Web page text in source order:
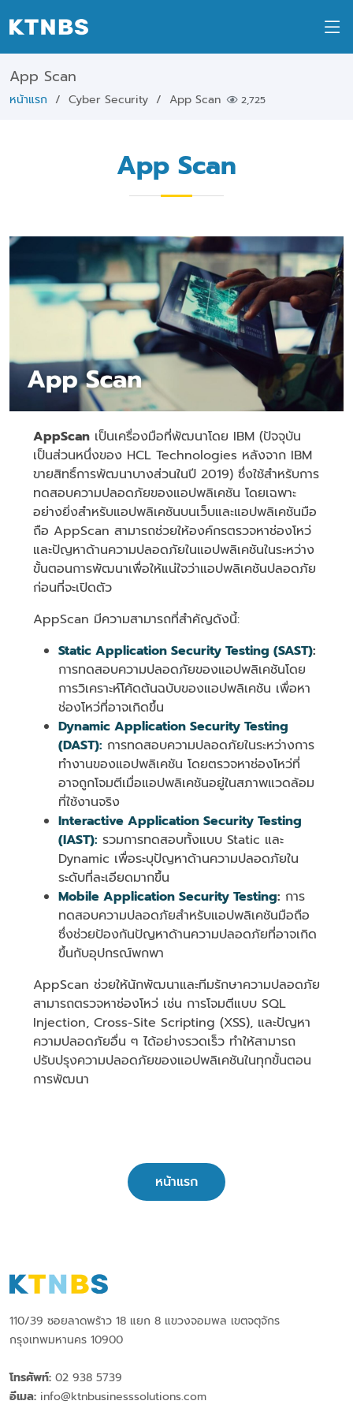
App Scan
หน้าแรก Cyber Security App Scan 2,725
App Scan
AppScan เป็นเครื่องมือที่พัฒนาโดย IBM (ปัจจุบัน
เป็นส่วนหนึ่งของ HCL Technologies หลังจาก IBM
ขายสิทธิ์การพัฒนาบางส่วนในปี 2019) ซึ่งใช้สำหรับการ
ทดสอบความปลอดภัยของแอปพลิเคชัน โดยเฉพาะ
อย่างยิ่งสำหรับแอปพลิเคชันบนเว็บและแอปพลิเคชันมือ
ถือ AppScan สามารถช่วยให้องค์กรตรวจหาช่องโหว่
และปัญหาด้านความปลอดภัยในแอปพลิเคชันในระหว่าง
ขั้นตอนการพัฒนาเพื่อให้แน่ใจว่าแอปพลิเคชันปลอดภัย
ก่อนที่จะเปิดตัว
AppScan มีความสามารถที่สำคัญดังนี้:
Static Application Security Testing (SAST):
การทดสอบความปลอดภัยของแอปพลิเคชันโดย
การวิเคราะห์โค้ดต้นฉบับของแอปพลิเคชัน เพื่อหา
ช่องโหว่ที่อาจเกิดขึ้น
Dynamic Application Security Testing
(DAST): การทดสอบความปลอดภัยในระหว่างการ
ทำงานของแอปพลิเคชัน โดยตรวจหาช่องโหว่ที่
อาจถูกโจมตีเมื่อแอปพลิเคชันอยู่ในสภาพแวดล้อม
ที่ใช้งานจริง
Interactive Application Security Testing
(IAST): รวมการทดสอบทั้งแบบ Static และ
Dynamic เพื่อระบุปัญหาด้านความปลอดภัยใน
ระดับที่ละเอียดมากขึ้น
Mobile Application Security Testing: การ
ทดสอบความปลอดภัยสำหรับแอปพลิเคชันมือถือ
ซึ่งช่วยป้องกันปัญหาด้านความปลอดภัยที่อาจเกิด
ขึ้นกับอุปกรณ์พกพา
AppScan ช่วยให้นักพัฒนาและทีมรักษาความปลอดภัย
สามารถตรวจหาช่องโหว่ เช่น การโจมตีแบบ SQL
Injection, Cross-Site Scripting (XSS), และปัญหา
ความปลอดภัยอื่น ๆ ได้อย่างรวดเร็ว ทำให้สามารถ
ปรับปรุงความปลอดภัยของแอปพลิเคชันในทุกขั้นตอน
การพัฒนา
หน้าแรก
110/39 ซอยลาดพร้าว 18 แยก 8 แขวงจอมพล เขตจตุจักร
กรุงเทพมหานคร 10900
โทรศัพท์: 02 938 5739
อีเมล: info@ktnbusinesssolutions.com